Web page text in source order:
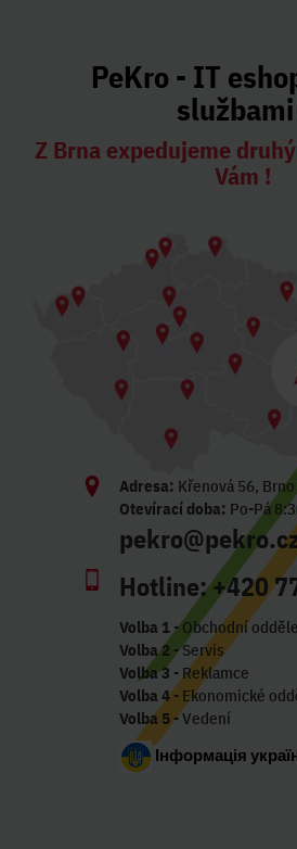
PeKro - IT
Z Brna expedujeme
Vám !
Adresa: Křenová 56, Brno
Otevírací doba: Po-Pá
Hotline:+420
Volba 1- Obchodní
Volba 2 - Servis
Volba 3 - Reklamce
Volba 4- Ekonomické
Volba 5- Vedení
Інформація